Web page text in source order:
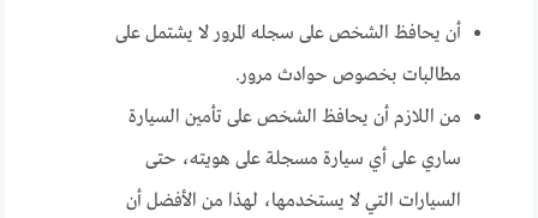
أن يحافظ الشخص على سجله المرور لا يشتمل على
مطالبات بخصوص حوادث مرور.
من اللازم أن يحافظ الشخص على تأمين السيارة
ساري على أي سيارة مسجلة على هويته، حتى
السيارات التي لا يستخدمها، لهذا من الأفضل أن